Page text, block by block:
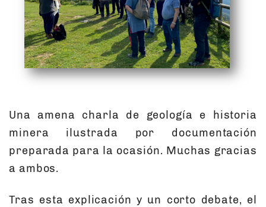
Una amena charla de geología e historia
minera ilustrada por documentación
preparada para la ocasión. Muchas gracias
a ambos.
Tras esta explicación y un corto debate, el